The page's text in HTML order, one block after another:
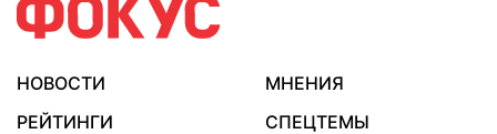
НОВОСТИ
МНЕНИЯ
РЕЙТИНГИ
СПЕЦТЕМЫ